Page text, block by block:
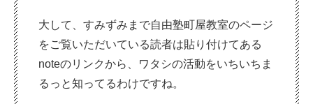
大して、すみずみまで自由塾町屋教室のページ
をご覧いただいている読者は貼り付けてある
noteのリンクから、ワタシの活動をいちいちま
るっと知ってるわけですね。